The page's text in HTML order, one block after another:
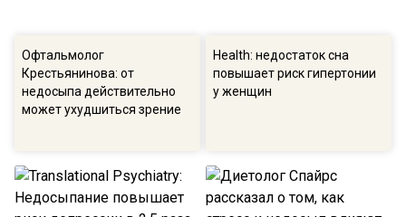
Офтальмолог
Крестьянинова: от
недосыпа действительно
может ухудшиться зрение
Health: недостаток сна
повышает риск гипертонии
у женщин